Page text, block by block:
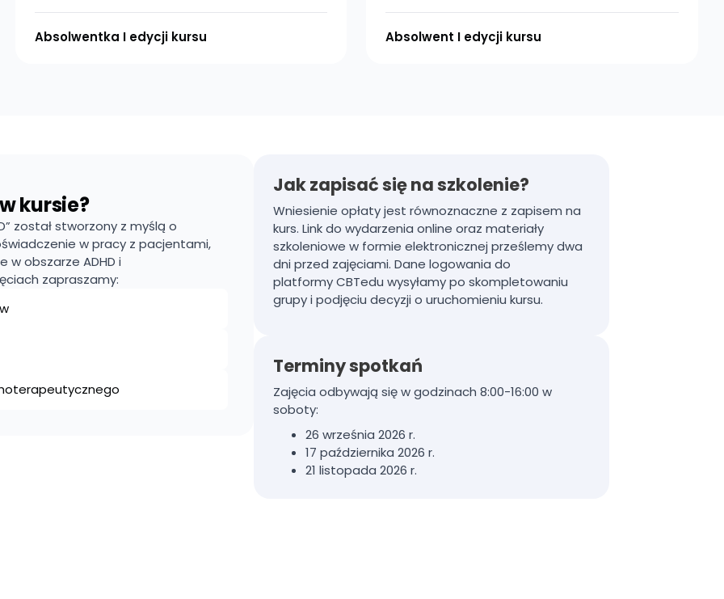
Absolwentka I edycji kursu Absolwent I edycji kursu
kursie?
został stworzony z myślą o
w pracy z pacjentami,
w obszarze ADHD i
zapraszamy:
Jak zapisać się na szkolenie?
Wniesienie opłaty jest równoznaczne z zapisem na
kurs. Link do wydarzenia online oraz materiały
szkoleniowe w formie elektronicznej prześlemy dwa
dni przed zajęciami. Dane logowania do
platformyCBTedu wysyłamy po skompletowaniu
grupy i podjęciu decyzji o uruchomieniu kursu.
Terminy spotkań
Zajęcia odbywają się w godzinach 8:00-16:00 w
soboty:
26 września 2026 r.
17 października 2026 r.
21 listopada 2026 r.